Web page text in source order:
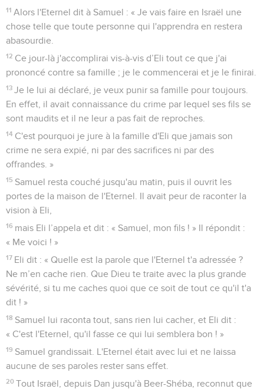
11 Alors l'Eternel dit à Samuel : « Je vais faire en Israël une
chose telle que toute personne qui l'apprendra en restera
abasourdie.
12 Ce jour-là j'accomplirai vis-à-vis d’Eli tout ce que j'ai
prononcé contre sa famille ; je le commencerai et je le finirai.
13 Je le lui ai déclaré, je veux punir sa famille pour toujours.
En effet, il avait connaissance du crime par lequel ses fils se
sont maudits et il ne leur a pas fait de reproches.
14 C'est pourquoi je jure à la famille d'Eli que jamais son
crime ne sera expié, ni par des sacrifices ni par des
offrandes. »
15 Samuel resta couché jusqu'au matin, puis il ouvrit les
portes de la maison de l'Eternel. Il avait peur de raconter la
vision à Eli,
16 mais Eli l’appela et dit : « Samuel, mon fils ! » Il répondit :
« Me voici ! »
17 Eli dit : « Quelle est la parole que l'Eternel t'a adressée ?
Ne m’en cache rien. Que Dieu te traite avec la plus grande
sévérité, si tu me caches quoi que ce soit de tout ce qu'il t'a
dit ! »
18 Samuel lui raconta tout, sans rien lui cacher, et Eli dit :
« C'est l'Eternel, qu'il fasse ce qui lui semblera bon ! »
19 Samuel grandissait. L'Eternel était avec lui et ne laissa
aucune de ses paroles rester sans effet.
20 Tout Israël, depuis Dan jusqu'à Beer-Shéba, reconnut que